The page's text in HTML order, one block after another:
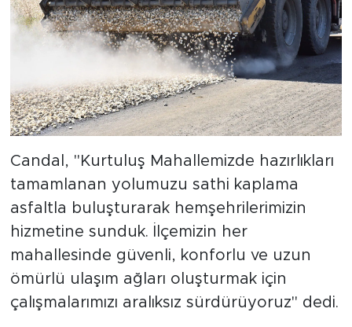
Candal, "Kurtuluş Mahallemizde hazırlıkları
tamamlanan yolumuzu sathi kaplama
asfaltla buluşturarak hemşehrilerimizin
hizmetine sunduk. İlçemizin her
mahallesinde güvenli, konforlu ve uzun
ömürlü ulaşım ağları oluşturmak için
çalışmalarımızı aralıksız sürdürüyoruz" dedi.